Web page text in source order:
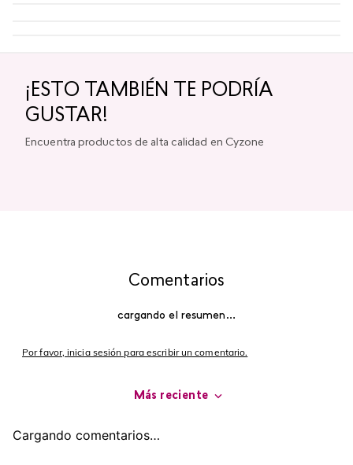
¡ESTO TAMBIÉN TE PODRÍA
GUSTAR!
Encuentra productos de alta calidad en Cyzone
Comentarios
cargando el resumen…
Por favor, inicia sesión para escribir un comentario.
Más reciente
Cargando comentarios…